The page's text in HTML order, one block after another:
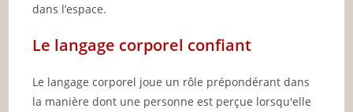
dans l’espace.
Le langage corporel confiant
Le langage corporel joue un rôle prépondérant dans
la manière dont une personne est perçue lorsqu'elle